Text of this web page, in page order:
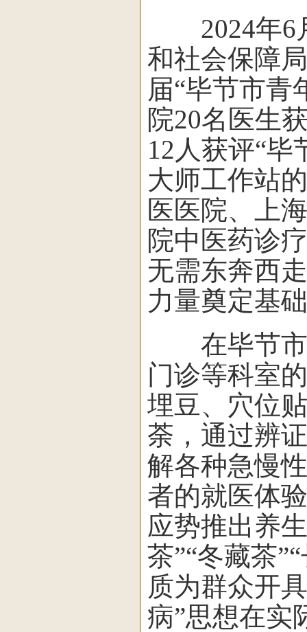
2024年6月
和社会保障
届“毕节市青
院20名医生
12人获评“
大师工作站
医医院、上
院中医药诊
无需东奔西
力量奠定基
在毕节市
门诊等科室
埋豆、穴位
荼，通过辨
解各种急慢
者的就医体
应势推出养
茶”“冬藏茶
质为群众开
病”思想在实